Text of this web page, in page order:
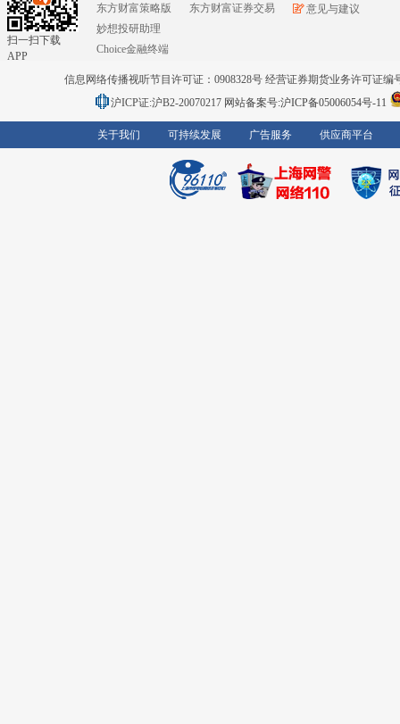
扫一扫下载
APP
东方财富策略版
妙想投研助理
Choice金融终端
东方财富证券交易
意见与建议
信息网络传播视听节目许可证：0908328号 经营证券期货业务许可证编
沪ICP证:沪B2-20070217 网站备案号:沪ICP备05006054号-11
关于我们 可持续发展 广告服务 供应商平台